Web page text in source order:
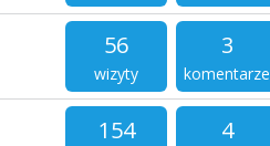
56
wizyty
3
komentarze
154 4